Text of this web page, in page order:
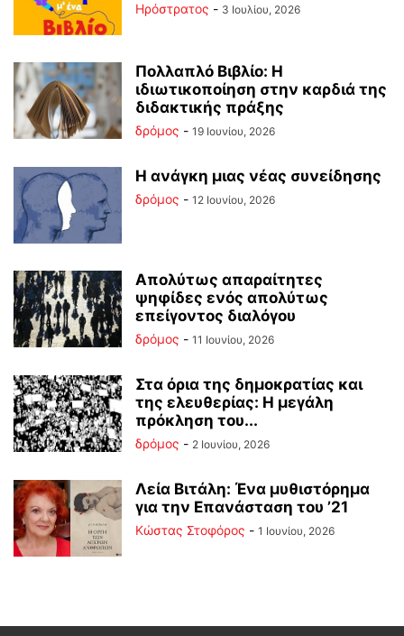
Ηρόστρατος - 3 Ιουλίου, 2026
Πολλαπλό Βιβλίο: Η
ιδιωτικοποίηση στην καρδιά της
διδακτικής πράξης
δρόμος - 19 Ιουνίου, 2026
Η ανάγκη μιας νέας συνείδησης
δρόμος - 12 Ιουνίου, 2026
Απολύτως απαραίτητες
ψηφίδες ενός απολύτως
επείγοντος διαλόγου
δρόμος - 11 Ιουνίου, 2026
Στα όρια της δημοκρατίας και
της ελευθερίας: Η μεγάλη
πρόκληση του...
δρόμος - 2 Ιουνίου, 2026
Λεία Βιτάλη: Ένα μυθιστόρημα
για την Επανάσταση του ’21
Κώστας Στοφόρος - 1 Ιουνίου, 2026